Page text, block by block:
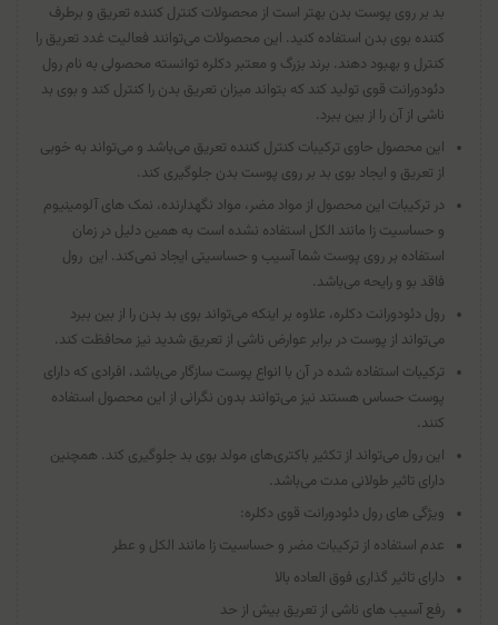
بد بر روی پوست بدن بهتر است از محصولات کنترل کننده تعریق و برطرف
کننده بوی بدن استفاده کنید. این محصولات می‌توانند فعالیت غدد تعریق را
کنترل و بهبود دهند. برند بزرگ و معتبر دکلره توانسته محصولی به نام رول
دئودورانت قوی تولید کند که بتواند میزان تعریق بدن را کنترل کند و بوی بد
ناشی از آن را از بین ببرد.
این محصول حاوی ترکیبات کنترل کننده تعریق می‌باشد و می‌تواند به خوبی
از تعریق و ایجاد بوی بد بر روی پوست بدن جلوگیری کند.
در ترکیبات این محصول از مواد مضر، مواد نگهدارنده، نمک‌ های آلومینیوم
و حساسیت ‌زا مانند الکل استفاده نشده است به همین دلیل در زمان
استفاده بر روی پوست شما آسیب و حساسیتی ایجاد نمی‌کند. این رول
فاقد بو و رایحه می‌باشد.
رول دئودورانت دکلره، علاوه بر اینکه می‌تواند بوی بد بدن را از بین ببرد
می‌تواند از پوست در برابر عوارض ناشی از تعریق شدید نیز محافظت کند.
ترکیبات استفاده شده در آن با انواع پوست‌ سازگار می‌باشد، افرادی که دارای
پوست حساس هستند نیز می‌توانند بدون نگرانی از این محصول استفاده
کنند.
این رول می‌تواند از تکثیر باکتری‌های مولد بوی بد جلوگیری کند. همچنین
دارای تاثیر طولانی مدت می‌باشد.
ویژگی های رول دئودورانت قوی دکلره:
عدم استفاده از ترکیبات مضر و حساسیت ‌زا مانند الکل و عطر
دارای تاثیر گذاری فوق العاده بالا
رفع آسیب‌ های ناشی از تعریق بیش از حد